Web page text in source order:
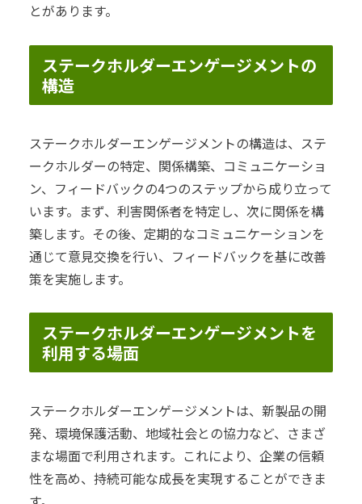
とがあります。
ステークホルダーエンゲージメントの
構造
ステークホルダーエンゲージメントの構造は、ステ
ークホルダーの特定、関係構築、コミュニケーショ
ン、フィードバックの4つのステップから成り立って
います。まず、利害関係者を特定し、次に関係を構
築します。その後、定期的なコミュニケーションを
通じて意見交換を行い、フィードバックを基に改善
策を実施します。
ステークホルダーエンゲージメントを
利用する場面
ステークホルダーエンゲージメントは、新製品の開
発、環境保護活動、地域社会との協力など、さまざ
まな場面で利用されます。これにより、企業の信頼
性を高め、持続可能な成長を実現することができま